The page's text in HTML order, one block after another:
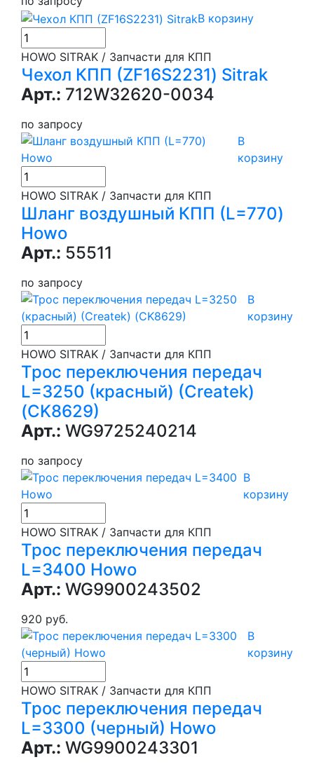
В корзину
HOWO SITRAK / Запчасти для КПП
Чехол КПП (ZF16S2231) Sitrak
Арт.: 712W32620-0034
по запросу
В
корзину
HOWO SITRAK / Запчасти для КПП
Шланг воздушный КПП (L=770)
Howo
Арт.: 55511
по запросу
В
корзину
HOWO SITRAK / Запчасти для КПП
Трос переключения передач
L=3250 (красный) (Createk)
(CK8629)
Арт.: WG9725240214
по запросу
В
корзину
HOWO SITRAK / Запчасти для КПП
Трос переключения передач
L=3400 Howo
Арт.: WG9900243502
920 руб.
В
корзину
HOWO SITRAK / Запчасти для КПП
Трос переключения передач
L=3300 (черный) Howo
Арт.: WG9900243301